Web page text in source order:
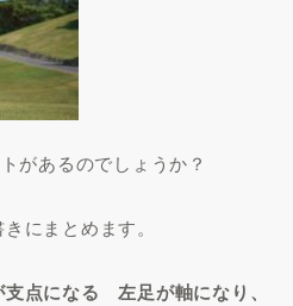
があるのでしょうか？
にまとめます。
支点になる 左足が軸になり、